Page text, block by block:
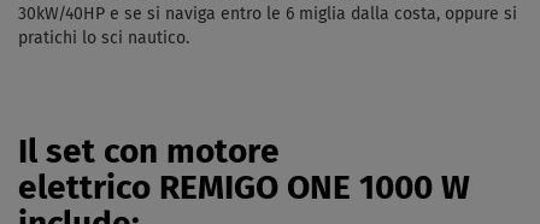
30kW/40HP e se si naviga entro le 6 miglia dalla costa, oppure si
pratichi lo sci nautico.
Il set con motore
elettrico REMIGO ONE 1000 W